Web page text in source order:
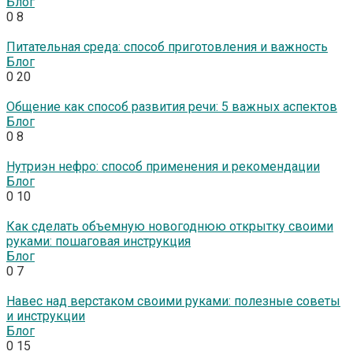
0 8
Питательная среда: способ приготовления и важность
Блог
0 20
Общение как способ развития речи: 5 важных аспектов
Блог
0 8
Нутриэн нефро: способ применения и рекомендации
Блог
0 10
Как сделать объемную новогоднюю открытку своими
руками: пошаговая инструкция
Блог
0 7
Навес над верстаком своими руками: полезные советы
и инструкции
Блог
0 15